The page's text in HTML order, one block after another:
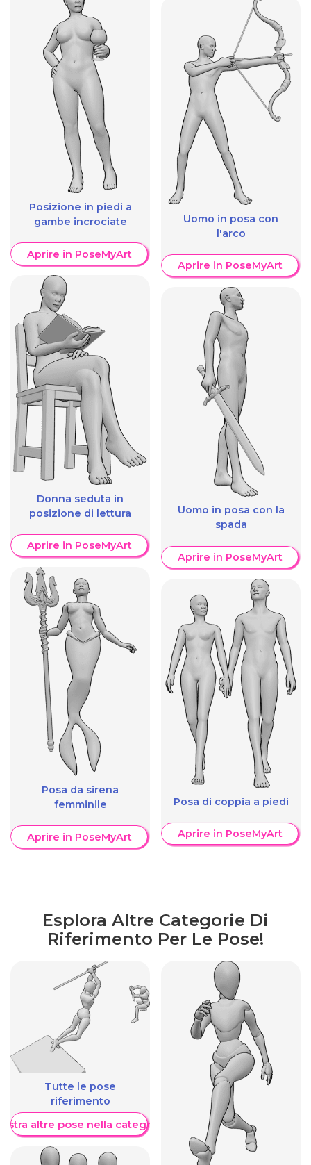
Posizione in piedi a
gambe incrociate
Aprire in PoseMyArt
Donna seduta in
posizione di lettura
Aprire in PoseMyArt
Posa da sirena
femminile
Aprire in PoseMyArt
Uomo in posa con
l'arco
Aprire in PoseMyArt
Uomo in posa con la
spada
Aprire in PoseMyArt
Posa di coppia a piedi
Aprire in PoseMyArt
Esplora Altre Categorie Di
Riferimento Per Le Pose!
Tutte le pose
riferimento
altre pose nella categoria